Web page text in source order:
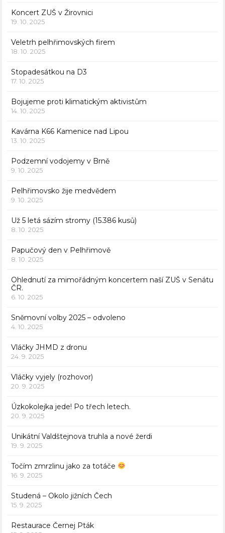
Koncert ZUŠ v Žirovnici
19. 10. 2025
Veletrh pelhřimovských firem
18. 10. 2025
Stopadesátkou na D3
17. 10. 2025
Bojujeme proti klimatickým aktivistům
14. 10. 2025
Kavárna K66 Kamenice nad Lipou
13. 10. 2025
Podzemní vodojemy v Brně
9. 10. 2025
Pelhřimovsko žije medvědem
9. 10. 2025
Už 5 letá sázím stromy (15.386 kusů)
8. 10. 2025
Papučový den v Pelhřimově
8. 10. 2025
Ohlednutí za mimořádným koncertem naší ZUŠ v Senátu
ČR.
6. 10. 2025
Sněmovní volby 2025 – odvoleno
4. 10. 2025
Vláčky JHMD z dronu
24. 9. 2025
Vláčky vyjely (rozhovor)
20. 9. 2025
Úzkokolejka jede! Po třech letech.
20. 9. 2025
Unikátní Valdštejnova truhla a nové žerdi
19. 9. 2025
Točím zmrzlinu jako za totáče
16. 9. 2025
Studená – Okolo jižních Čech
15. 9. 2025
Restaurace Černej Pták